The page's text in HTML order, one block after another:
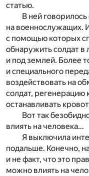
статью.
В ней
на военнослужащих.
с помощью которых
обнаружить солдат в
и под землей. Более
и специального
воздействовать на
солдат, регенерацию
останавливать
Вот так
влиять на человека…
Я выключила
подальше. Конечно,
и не факт, что это
можно влиять на